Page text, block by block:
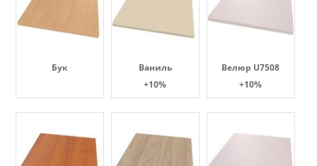
Бук
Ваниль
+10%
Велюр U7508
+10%